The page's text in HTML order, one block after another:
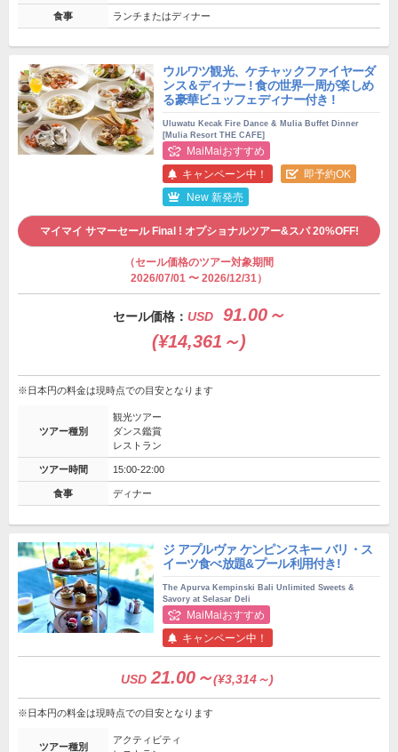
食事 ランチまたはディナー
ウルワツ観光、ケチャックファイヤーダ
ンス＆ディナー ! 食の世界一周が楽しめ
る豪華ビュッフェディナー付き !
Uluwatu Kecak Fire Dance & Mulia Buffet Dinner
[Mulia Resort THE CAFE]
MaiMaiおすすめ
キャンペーン中！
即予約OK
New 新発売
マイマイ サマーセール Final ! オプショナルツアー&スパ 20%OFF!
（セール価格のツアー対象期間
2026/07/01 〜 2026/12/31）
セール価格： USD
91.00～
(¥14,361～)
※日本円の料金は現時点での目安となります
ツアー種別
観光ツアー
ダンス鑑賞
レストラン
ツアー時間 15:00-22:00
食事 ディナー
ジ アプルヴァ ケンピンスキー バリ・ス
イーツ食べ放題&プール利用付き!
The Apurva Kempinski Bali Unlimited Sweets &
Savory at Selasar Deli
MaiMaiおすすめ
キャンペーン中！
USD 21.00～(¥3,314～)
※日本円の料金は現時点での目安となります
ツアー種別
アクティビティ